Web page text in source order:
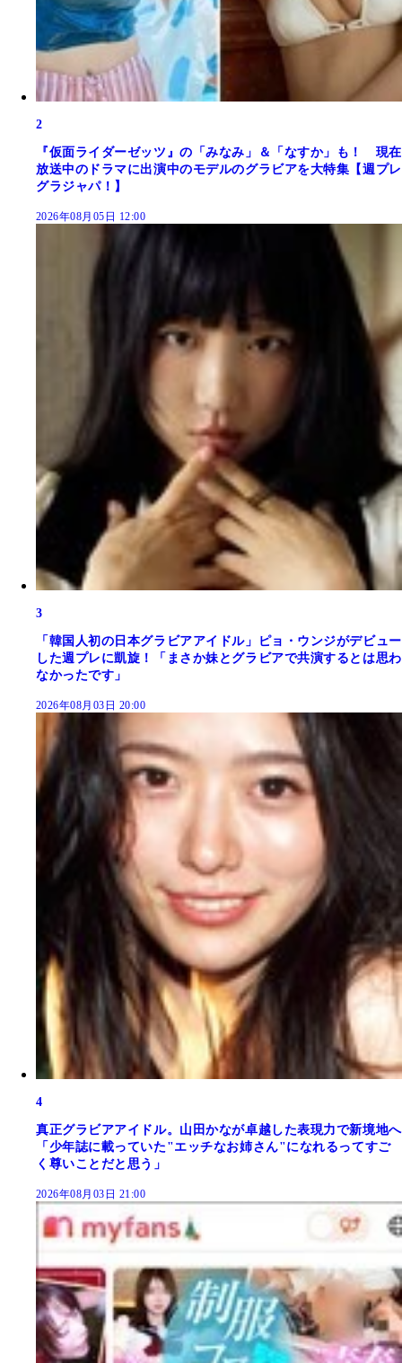
2
『仮面ライダーゼッツ』の「みなみ」＆「なすか」も！ 現在
放送中のドラマに出演中のモデルのグラビアを大特集【週プレ
グラジャパ！】
2026年08月05日 12:00
3
「韓国人初の日本グラビアアイドル」ピョ・ウンジがデビュー
した週プレに凱旋！「まさか妹とグラビアで共演するとは思わ
なかったです」
2026年08月03日 20:00
4
真正グラビアアイドル。山田かなが卓越した表現力で新境地へ
「少年誌に載っていた"エッチなお姉さん"になれるってすご
く尊いことだと思う」
2026年08月03日 21:00